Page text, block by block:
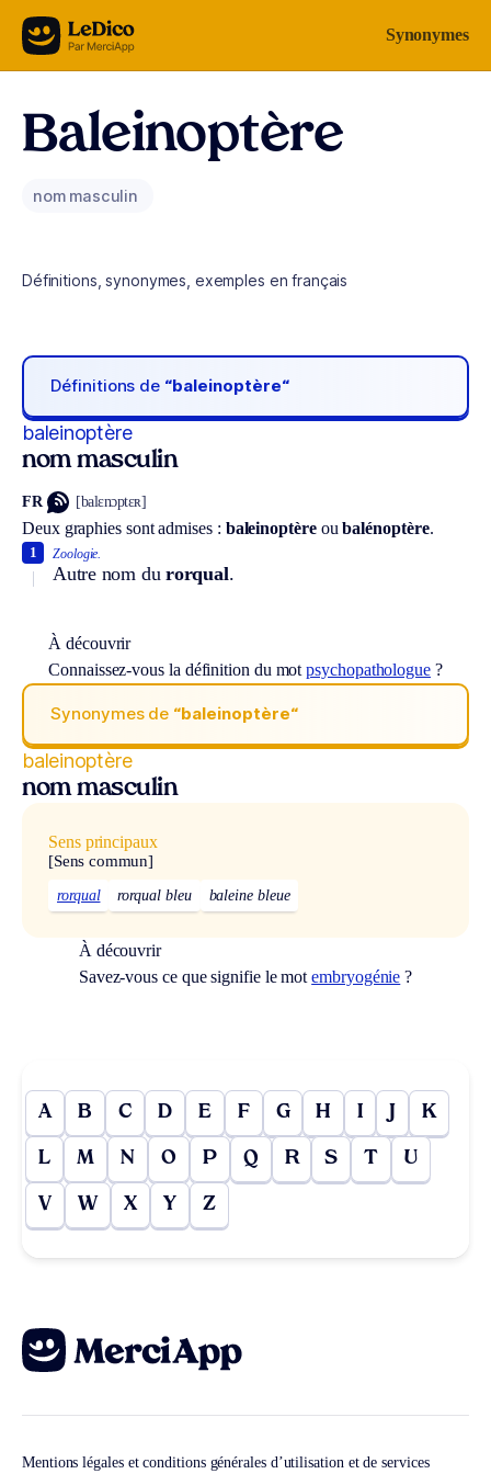
Aller au contenu Synonymes
Baleinoptère
nom masculin
Définitions, synonymes, exemples en français
Définitions de “baleinoptère“
baleinoptère
nom masculin
FR [balɛnɔptɛʀ]
Deux graphies sont admises : baleinoptèreoubalénoptère.
Zoologie.
Autre nom durorqual.
1
À découvrir
Connaissez-vous la définition du motpsychopathologue?
Synonymes de “baleinoptère“
baleinoptère
nom masculin
Sens principaux
[Sens commun]
rorqual rorqual bleu baleine bleue
À découvrir
Savez-vous ce que signifie le motembryogénie ?
A B C D E F G H I J K
L M N O P Q R S T U
V W X Y Z
Mentions légales et conditions générales d’utilisation et de services